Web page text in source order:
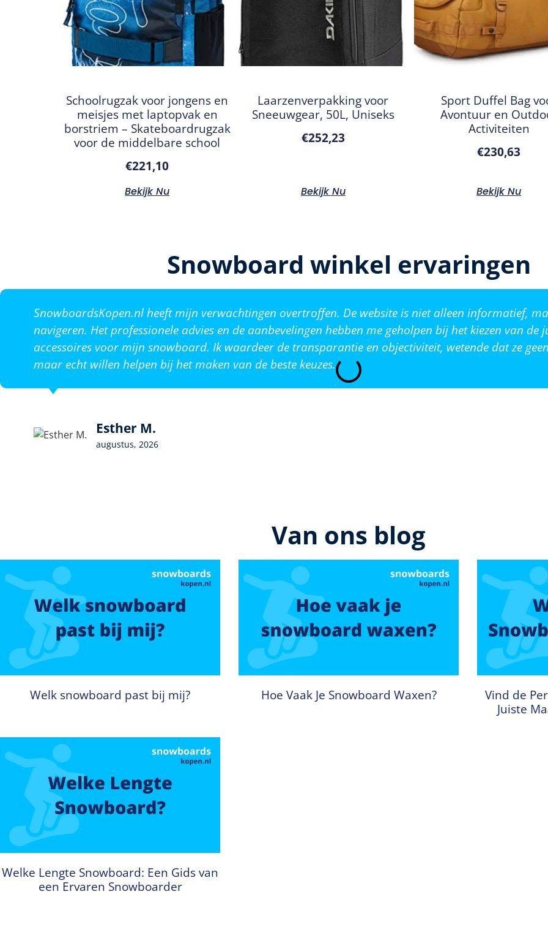
Schoolrugzak voor jongens en
meisjes met laptopvak en
borstriem – Skateboardrugzak
voor de middelbare school
€221,10
Bekijk Nu
Laarzenverpakking voor
Sneeuwgear, 50L, Uniseks
€252,23
Bekijk Nu
Sport Duffel Bag
Avontuur en
Activiteiten
€230,63
Bekijk Nu
Snowboard winkel ervaringen
SnowboardsKopen.nl heeft mijn verwachtingen overtroffen. De website is niet alleen informatief,
navigeren. Het professionele advies en de aanbevelingen hebben me geholpen bij het kiezen van de
accessoires voor mijn snowboard. Ik waardeer de transparantie en objectiviteit, wetende dat ze
maar echt willen helpen bij het maken van de beste keuzes.
Esther M.
augustus, 2026
Van ons blog
Welk snowboard past bij mij? Hoe Vaak Je Snowboard Waxen?
Vind de
Juiste
Welke Lengte Snowboard: Een Gids van
een Ervaren Snowboarder